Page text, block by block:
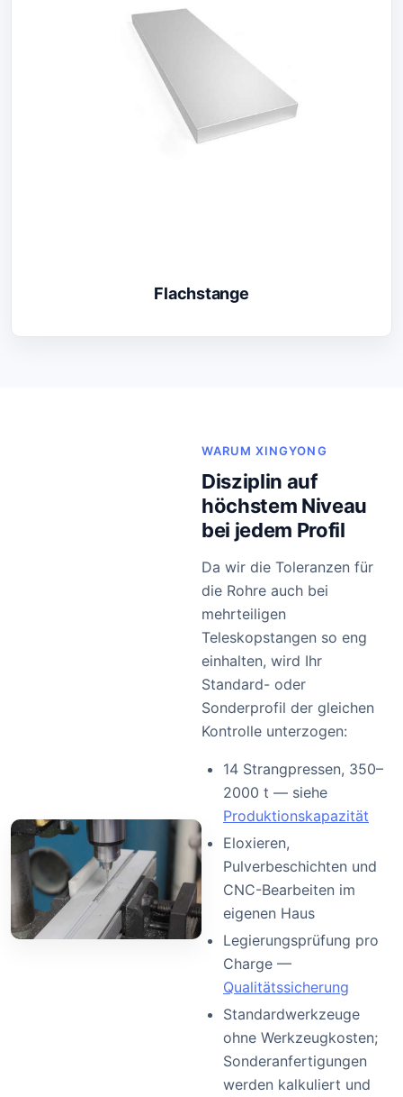
Flachstange
WARUM XINGYONG
Disziplin auf
höchstem Niveau
bei jedem Profil
Da wir die Toleranzen für
die Rohre auch bei
mehrteiligen
Teleskopstangen so eng
einhalten, wird Ihr
Standard- oder
Sonderprofil der gleichen
Kontrolle unterzogen:
14 Strangpressen, 350–
2000 t — siehe
Produktionskapazität
Eloxieren,
Pulverbeschichten und
CNC-Bearbeiten im
eigenen Haus
Legierungsprüfung pro
Charge —
Qualitätssicherung
Standardwerkzeuge
ohne Werkzeugkosten;
Sonderanfertigungen
werden kalkuliert und